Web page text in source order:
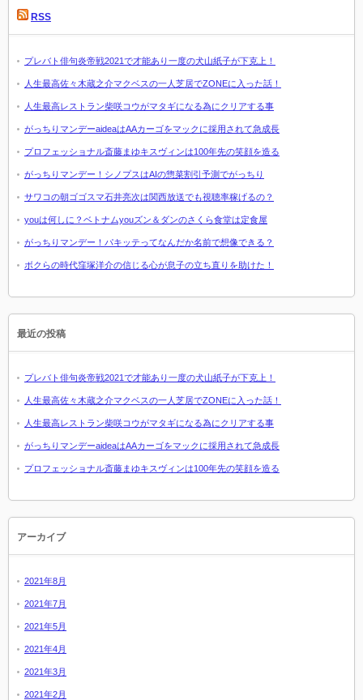
RSS
プレバト俳句炎帝戦2021で才能あり一度の犬山紙子が下克上！
人生最高佐々木蔵之介マクベスの一人芝居でZONEに入った話！
人生最高レストラン柴咲コウがマタギになる為にクリアする事
がっちりマンデーaideaはAAカーゴをマックに採用されて急成長
プロフェッショナル斎藤まゆキスヴィンは100年先の笑顔を造る
がっちりマンデー！シノプスはAIの惣菜割引予測でがっちり
サワコの朝ゴゴスマ石井亮次は関西放送でも視聴率稼げるの？
youは何しに？ベトナムyouズン＆ダンのさくら食堂は定食屋
がっちりマンデー！パキッテってなんだか名前で想像できる？
ボクらの時代窪塚洋介の信じる心が息子の立ち直りを助けた！
最近の投稿
プレバト俳句炎帝戦2021で才能あり一度の犬山紙子が下克上！
人生最高佐々木蔵之介マクベスの一人芝居でZONEに入った話！
人生最高レストラン柴咲コウがマタギになる為にクリアする事
がっちりマンデーaideaはAAカーゴをマックに採用されて急成長
プロフェッショナル斎藤まゆキスヴィンは100年先の笑顔を造る
アーカイブ
2021年8月
2021年7月
2021年5月
2021年4月
2021年3月
2021年2月